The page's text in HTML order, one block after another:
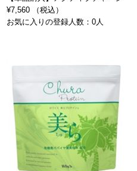
¥7,560 （税込）
お気に入りの登録人数：0人